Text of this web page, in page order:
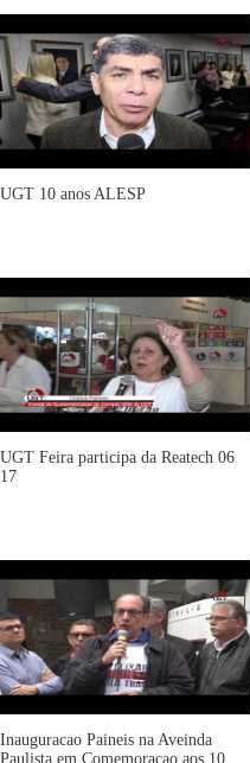
UGT 10 anos ALESP
UGT Feira participa da Reatech 06
17
Inauguracao Paineis na Aveinda
Paulista em Comemoracao aos 10